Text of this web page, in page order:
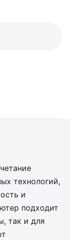
технологий,
и
подходит
так и для